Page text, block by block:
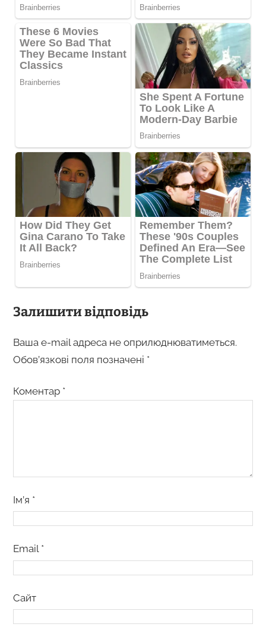
Залишити відповідь
Ваша e-mail адреса не оприлюднюватиметься.
Обов’язкові поля позначені *
Коментар *
Ім’я *
Email *
Сайт